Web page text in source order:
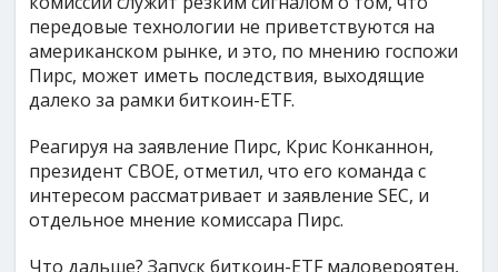
передовые технологии не приветствуются на
американском рынке, и это, по мнению госпожи
Пирс, может иметь последствия, выходящие
далеко за рамки биткоин-ETF.
Реагируя на заявление Пирс, Крис Конканнон,
президент CBOE, отметил, что его команда с
интересом рассматривает и заявление SEC, и
отдельное мнение комиссара Пирс.
Что дальше? Запуск биткоин-ETF маловероятен,